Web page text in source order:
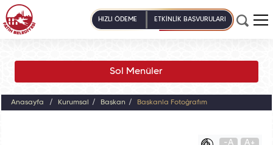
HIZLI ÖDEME ETKİNLİK BAŞVURULARI
Sol Menüler
Anasayfa Kurumsal Başkan Başkanla Fotoğrafım
-A A+